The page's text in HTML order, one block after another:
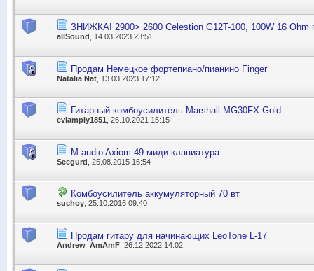
ЗНИЖКА! 2900> 2600 Celestion G12T-100, 100W 16 Ohm
allSound , 14.03.2023 23:51
Продам Немецкое фортепиано/пианино Finger
Natalia Nat , 13.03.2023 17:12
Гитарный комбоусилитель Marshall MG30FX Gold
evlampiy1851 , 26.10.2021 15:15
M-audio Axiom 49 миди клавиатура
Seegurd , 25.08.2015 16:54
Комбоусилитель аккумуляторный 70 вт
suchoy , 25.10.2016 09:40
Продам гитару для начинающих LeoTone L-17
Andrew_AmAmF , 26.12.2022 14:02